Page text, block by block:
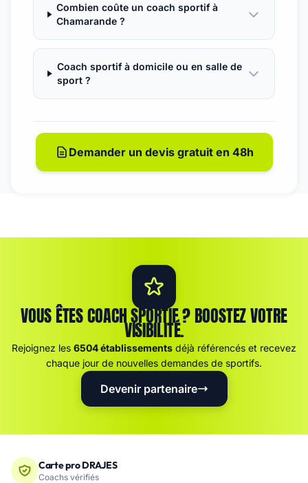
Combien coûte un coach sportif à
Chamarande ?
Coach sportif à domicile ou en salle de
sport ?
Demander un devis gratuit en 48h
VOUS ÊTES COACH SPORTIF ? BOOSTEZ VOTRE
VISIBILITÉ.
Rejoignez les 6504 établissements déjà référencés et recevez
chaque jour de nouvelles demandes de sportifs.
Devenir partenaire
Carte pro DRAJES
Coachs vérifiés